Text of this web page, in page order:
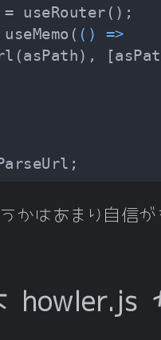
() =>
かはあまり自信
howler.js